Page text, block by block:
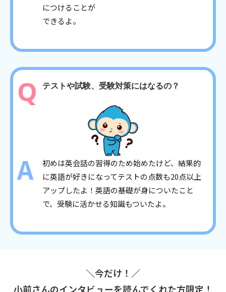
につけることが
できるよ。
テストや試験、受験対策にはなるの？
初めは英会話の習得のため始めたけど、結果的
に英語が好きになってテストの点数も20点以上
アップしたよ！英語の基礎が身についたこと
で、受験に活かせる知識もついたよ。
＼今だけ！／
小前さんのインタビューを読んでくれた方限定！